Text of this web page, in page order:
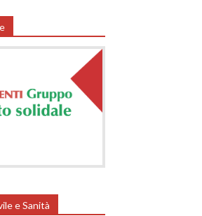
e Sanità